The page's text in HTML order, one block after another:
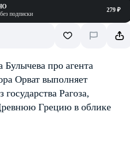
подписки
279 ₽
про агента
Орват выполняет
Рагоза,
Грецию в облике